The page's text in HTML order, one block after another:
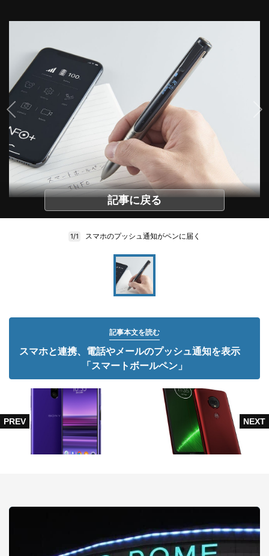
記事に戻る
1/1 スマホのプッシュ通知がペンに届く
記事本文を読む
スマホと連携、電話やメールのプッシュ通知を表示
「スマートボールペン」